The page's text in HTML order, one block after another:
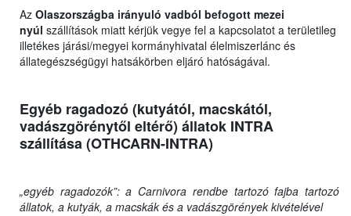
Az Olaszországba irányuló vadból befogott mezei
nyúl szállítások miatt kérjük vegye fel a kapcsolatot a területileg
illetékes járási/megyei kormányhivatal élelmiszerlánc és
állategészségügyi hatsákörben eljáró hatóságával.
Egyéb ragadozó (kutyától, macskától,
vadászgörénytől eltérő) állatok INTRA
szállítása (OTHCARN-INTRA)
„egyéb ragadozók”: a Carnivora rendbe tartozó fajba tartozó
állatok, a kutyák, a macskák és a vadászgörények kivételével